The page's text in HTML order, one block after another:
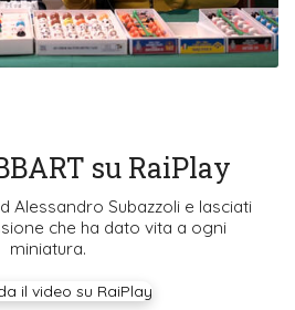
su RaiPlay
Alessandro Subazzoli e lasciati
che ha dato vita a ogni
miniatura.